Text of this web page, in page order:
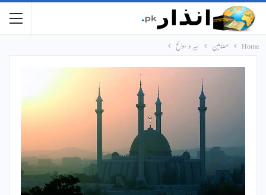
Home مضامین سیر و سوانح